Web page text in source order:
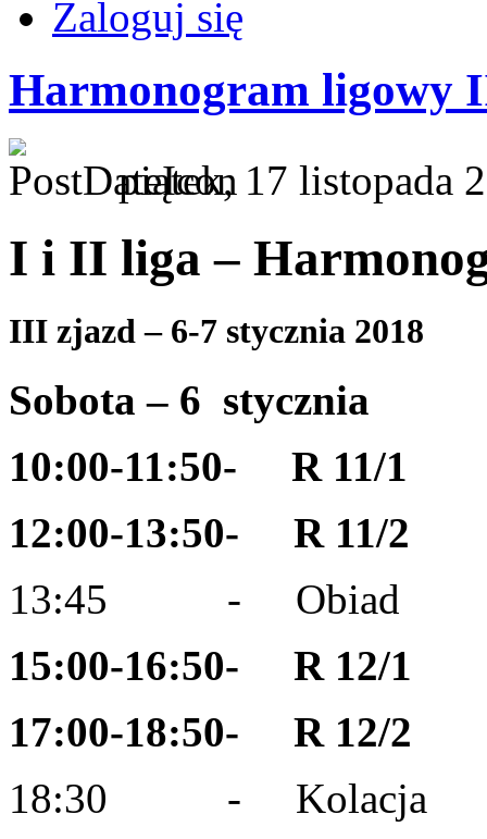
Zaloguj się
Harmonogram ligowy
piątek, 17 listopada
I i II liga –
III zjazd – 6-7 stycznia 2018
Sobota – 6 stycznia
10:00-11:50- R 11/1
12:00-13:50- R 11/2
13:45 - Obiad
15:00-16:50- R 12/1
17:00-18:50- R 12/2
18:30 - Kolacja